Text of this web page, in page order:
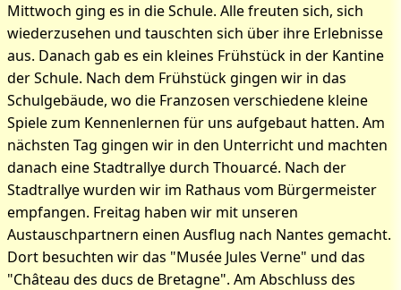
Mittwoch ging es in die Schule. Alle freuten sich, sich
wiederzusehen und tauschten sich über ihre Erlebnisse
aus. Danach gab es ein kleines Frühstück in der Kantine
der Schule. Nach dem Frühstück gingen wir in das
Schulgebäude, wo die Franzosen verschiedene kleine
Spiele zum Kennenlernen für uns aufgebaut hatten. Am
nächsten Tag gingen wir in den Unterricht und machten
danach eine Stadtrallye durch Thouarcé. Nach der
Stadtrallye wurden wir im Rathaus vom Bürgermeister
empfangen. Freitag haben wir mit unseren
Austauschpartnern einen Ausflug nach Nantes gemacht.
Dort besuchten wir das "Musée Jules Verne" und das
"Château des ducs de Bretagne". Am Abschluss des
Bilder zum Artikel:
Frankreichaustausch